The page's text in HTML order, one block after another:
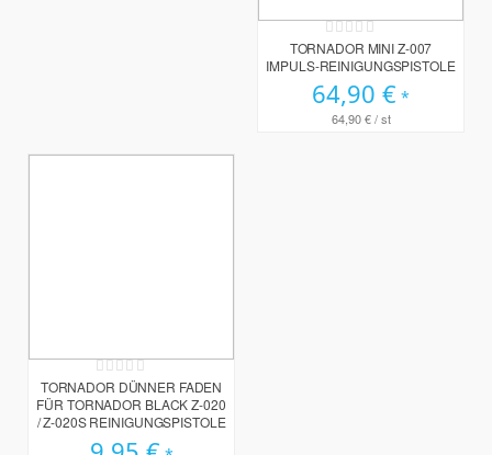
Rating:
0%
TORNADOR MINI Z-007
IMPULS-REINIGUNGSPISTOLE
64,90 €
64,90 €/ st
Rating:
0%
TORNADOR DÜNNER FADEN
FÜR TORNADOR BLACK Z-020
/ Z-020S REINIGUNGSPISTOLE